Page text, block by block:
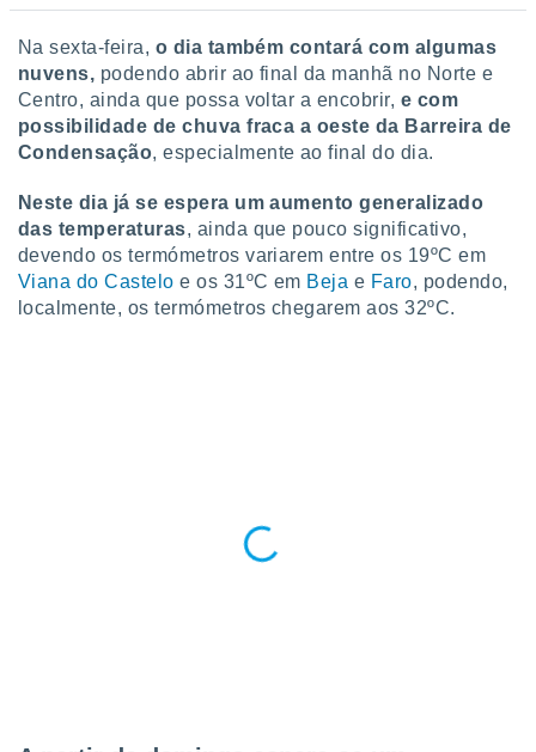
criar
da
medir o
dos
Na sexta-feira, o dia também contará com algumas
nuvens, podendo abrir ao final da manhã no Norte e
Centro, ainda que possa voltar a encobrir, e com
possibilidade de chuva fraca a oeste da Barreira de
Condensação, especialmente ao final do dia.
Neste dia já se espera um aumento generalizado
das temperaturas, ainda que pouco significativo,
devendo os termómetros variarem entre os 19ºC em
Viana do Castelo e os 31ºC em Beja e Faro, podendo,
localmente, os termómetros chegarem aos 32ºC.